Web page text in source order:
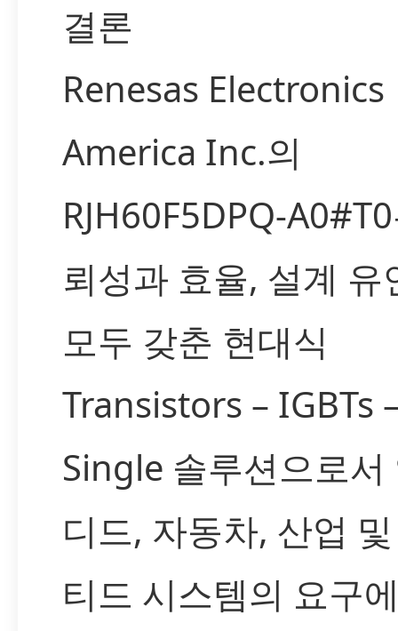
결론
Renesas Electronics
America Inc.의
RJH60F5DPQ-
뢰성과 효율, 설계 유
모두 갖춘 현대식
Transistors – IGBTs
Single 솔루션으로서
디드, 자동차, 산업
티드 시스템의 요구